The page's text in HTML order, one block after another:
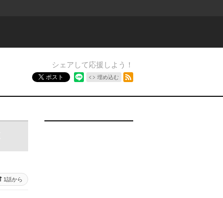
シェアして応援しよう！
ポスト 埋め込む
1話から